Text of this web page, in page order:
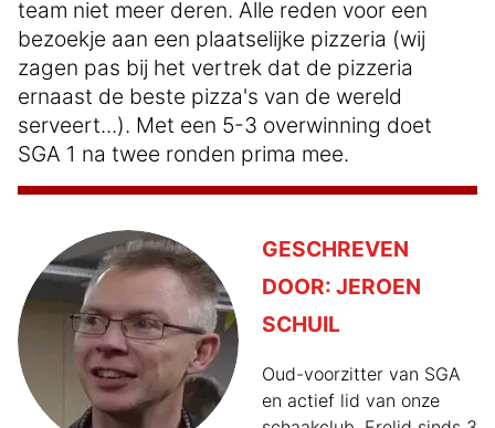
team niet meer deren. Alle reden voor een
bezoekje aan een plaatselijke pizzeria (wij
zagen pas bij het vertrek dat de pizzeria
ernaast de beste pizza's van de wereld
serveert...). Met een 5-3 overwinning doet
SGA 1 na twee ronden prima mee.
GESCHREVEN
DOOR: JEROEN
SCHUIL
Oud-voorzitter van SGA
en actief lid van onze